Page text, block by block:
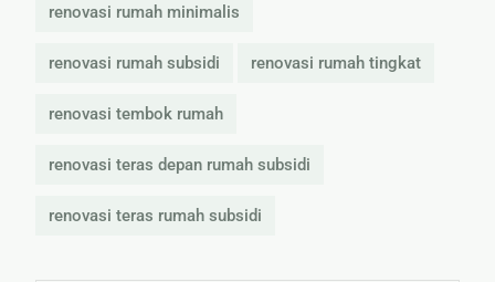
renovasi rumah minimalis
renovasi rumah subsidi renovasi rumah tingkat
renovasi tembok rumah
renovasi teras depan rumah subsidi
renovasi teras rumah subsidi